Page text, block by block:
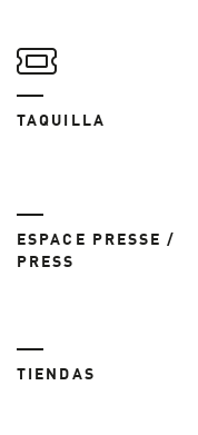
TAQUILLA
ESPACE PRESSE /
PRESS
TIENDAS